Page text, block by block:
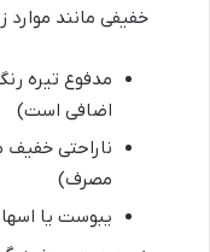
خفیفی مانند موارد
مدفوع تیره
اضافی است)
ناراحتی خفیف
مصرف)
یبوست یا